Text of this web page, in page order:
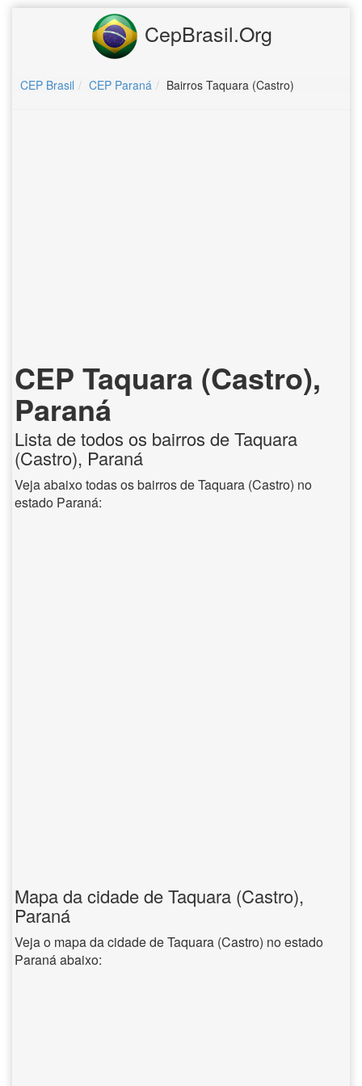
CepBrasil.Org
CEP Brasil CEP Paraná Bairros Taquara (Castro)
CEP Taquara (Castro),
Paraná
Lista de todos os bairros de Taquara
(Castro), Paraná
Veja abaixo todas os bairros de Taquara (Castro) no
estado Paraná:
Mapa da cidade de Taquara (Castro),
Paraná
Veja o mapa da cidade de Taquara (Castro) no estado
Paraná abaixo: